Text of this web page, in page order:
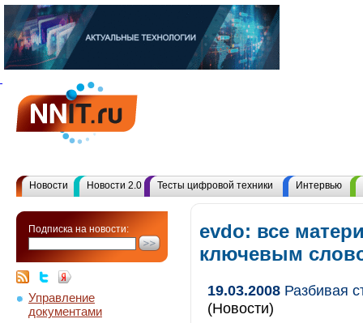
Новости Новости 2.0 Тесты цифровой техники Интервью
Подписка на новости:
Управление
документами
evdo: все
ключевым
19.03.2008 Разбивая
(Новости)